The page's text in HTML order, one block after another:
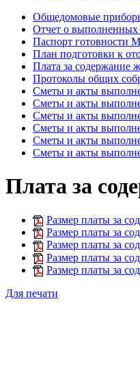
Общедомовые
Отчет о выполненных
Паспорт готовности
План подготовки к
Плата за содержание
Протоколы общих
Сметы и акты
Сметы и акты
Сметы и акты
Сметы и акты
Сметы и акты
Сметы и акты
Плата за
Размер платы за
Размер платы за
Размер платы за
Размер платы за
Размер платы за
Для печати